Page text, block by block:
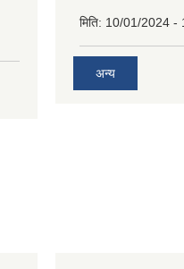
मिति: 10/01/2024 -
अन्य